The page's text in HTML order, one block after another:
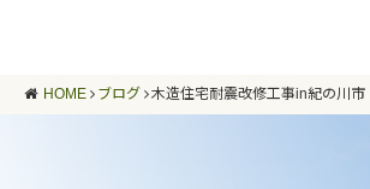
HOME ブログ 木造住宅耐震改修工事in紀の川市